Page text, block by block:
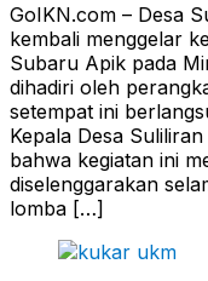
GoIKN.com – Desa
kembali menggelar
Subaru Apik pada
dihadiri oleh
setempat ini
Kepala Desa
bahwa kegiatan ini
diselenggarakan
lomba […]